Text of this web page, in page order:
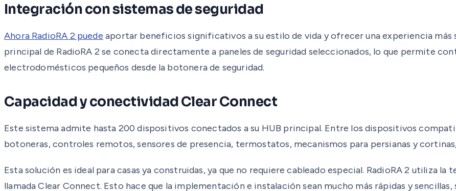
Integración con sistemas de seguridad
Ahora RadioRA 2 puede aportar beneficios significativos a su estilo de vida y ofrecer una experiencia más
principal de RadioRA 2 se conecta directamente a paneles de seguridad seleccionados, lo que permite
electrodomésticos pequeños desde la botonera de seguridad.
Capacidad y conectividad Clear Connect
Este sistema admite hasta 200 dispositivos conectados a su HUB principal. Entre los dispositivos
botoneras, controles remotos, sensores de presencia, termostatos, mecanismos para persianas y
Esta solución es ideal para casas ya construidas, ya que no requiere cableado especial. RadioRA 2 utiliza
llamada Clear Connect. Esto hace que la implementación e instalación sean mucho más rápidas y